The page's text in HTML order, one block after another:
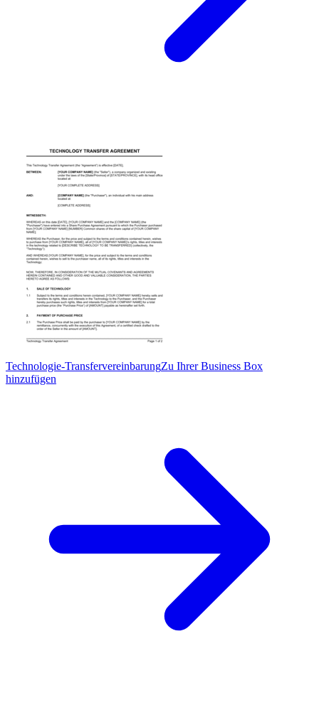
Technologie-TransfervereinbarungZu Ihrer Business Box
hinzufügen